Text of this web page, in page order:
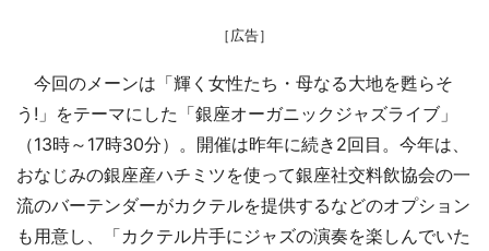
［広告］
今回のメーンは「輝く女性たち・母なる大地を甦らそ
う!」をテーマにした「銀座オーガニックジャズライブ」
（13時～17時30分）。開催は昨年に続き2回目。今年は、
おなじみの銀座産ハチミツを使って銀座社交料飲協会の一
流のバーテンダーがカクテルを提供するなどのオプション
も用意し、「カクテル片手にジャズの演奏を楽しんでいた